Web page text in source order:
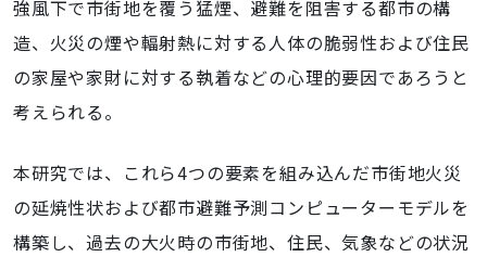
強風下で市街地を覆う猛煙、避難を阻害する都市の構
造、火災の煙や輻射熱に対する人体の脆弱性および住民
の家屋や家財に対する執着などの心理的要因であろうと
考えられる。
本研究では、これら4つの要素を組み込んだ市街地火災
の延焼性状および都市避難予測コンピューターモデルを
構築し、過去の大火時の市街地、住民、気象などの状況